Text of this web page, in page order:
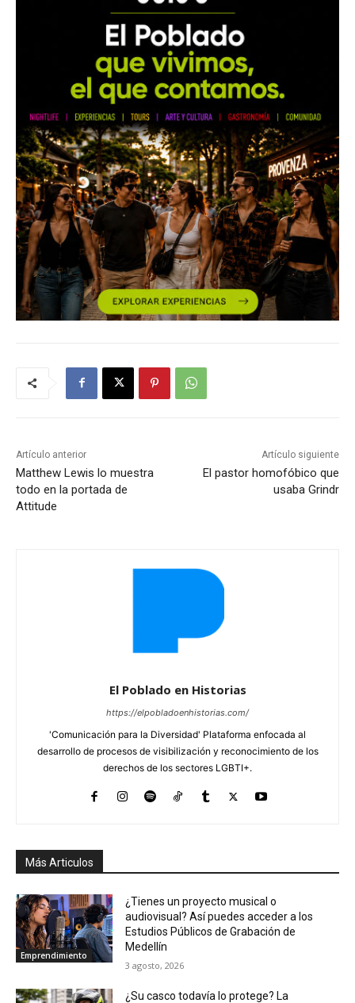
Artículo anterior
Matthew Lewis lo muestra
todo en la portada de
Attitude
Artículo siguiente
El pastor homofóbico que
usaba Grindr
El Poblado en Historias
https://elpobladoenhistorias.com/
'Comunicación para la Diversidad' Plataforma enfocada al
desarrollo de procesos de visibilización y reconocimiento de los
derechos de los sectores LGBTI+.
Más Articulos
Emprendimiento
¿Tienes un proyecto musical o
audiovisual? Así puedes acceder a los
Estudios Públicos de Grabación de
Medellín
3 agosto, 2026
¿Su casco todavía lo protege? La